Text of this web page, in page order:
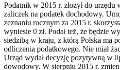
Podatnik w 2015 r. złożył do urzędu
zaliczek na podatek dochodowy.
zeznaniu rocznym za 2015 r.
wyniesie 0 zł. Podał też, że będzie
siedzibą w kraju, z którą Polska ma
odliczenia podatkowego. Nie miał
Urząd wydał decyzję pozytywną w
dowodowy. W sierpniu 2015 r.